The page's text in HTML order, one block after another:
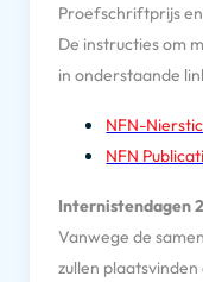
Proefschriftprijs
De instructies om
in onderstaande
NFN-
NFN
Internistendagen
Vanwege de
zullen plaatsvinden